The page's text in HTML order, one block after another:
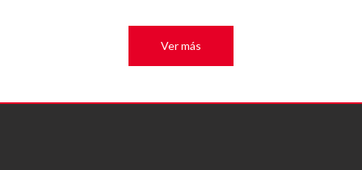
Ver más